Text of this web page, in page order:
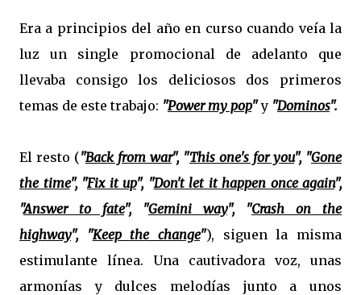
Era a principios del año en curso cuando veía la
luz un single promocional de adelanto que
llevaba consigo los deliciosos dos primeros
temas de este trabajo: "Power my pop"y "Dominos".
El resto ("Back from war", "This one's for you", "Gone
the time", "Fix it up", "Don't let it happen once again",
"Answer to fate", "Gemini way", "Crash on the
highway", "Keep the change"), siguen la misma
estimulante línea. Una cautivadora voz, unas
armonías y dulces melodías junto a unos